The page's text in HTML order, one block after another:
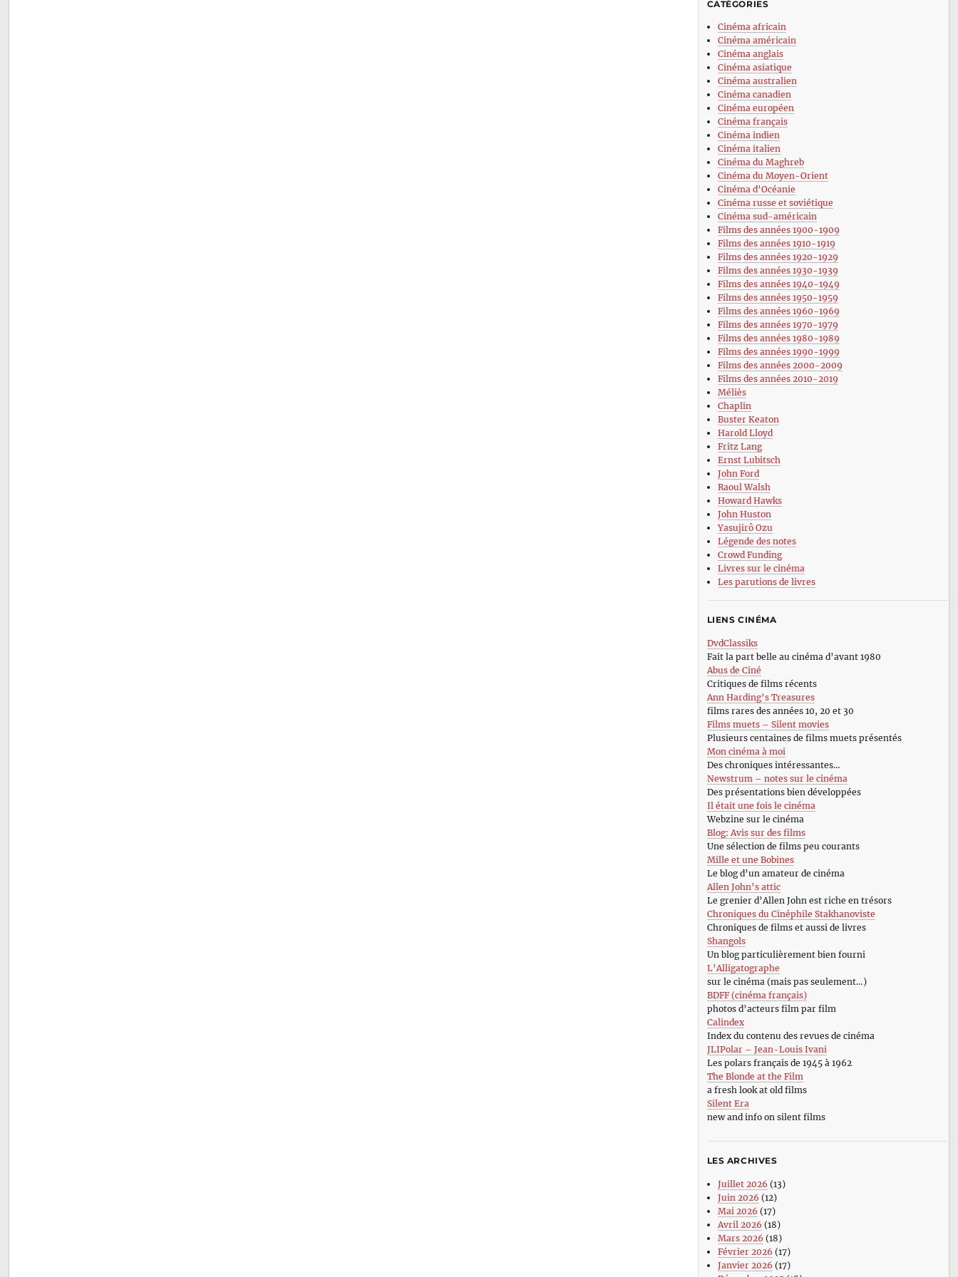
CATÉGORIES
Cinéma africain
Cinéma américain
Cinéma anglais
Cinéma asiatique
Cinéma australien
Cinéma canadien
Cinéma européen
Cinéma français
Cinéma indien
Cinéma italien
Cinéma du Maghreb
Cinéma du Moyen-Orient
Cinéma d’Océanie
Cinéma russe et soviétique
Cinéma sud-américain
Films des années 1900-1909
Films des années 1910-1919
Films des années 1920-1929
Films des années 1930-1939
Films des années 1940-1949
Films des années 1950-1959
Films des années 1960-1969
Films des années 1970-1979
Films des années 1980-1989
Films des années 1990-1999
Films des années 2000-2009
Films des années 2010-2019
Méliès
Chaplin
Buster Keaton
Harold Lloyd
Fritz Lang
Ernst Lubitsch
John Ford
Raoul Walsh
Howard Hawks
John Huston
Yasujirô Ozu
Légende des notes
Crowd Funding
Livres sur le cinéma
Les parutions de livres
LIENS CINÉMA
DvdClassiks
Fait la part belle au cinéma d’avant 1980
Abus de Ciné
Critiques de films récents
Ann Harding’s Treasures
films rares des années 10, 20 et 30
Films muets – Silent movies
Plusieurs centaines de films muets présentés
Mon cinéma à moi
Des chroniques intéressantes…
Newstrum – notes sur le cinéma
Des présentations bien développées
Il était une fois le cinéma
Webzine sur le cinéma
Blog: Avis sur des films
Une sélection de films peu courants
Mille et une Bobines
Le blog d’un amateur de cinéma
Allen John’s attic
Le grenier d’Allen John est riche en trésors
Chroniques du Cinéphile Stakhanoviste
Chroniques de films et aussi de livres
Shangols
Un blog particulièrement bien fourni
L’Alligatographe
sur le cinéma (mais pas seulement…)
BDFF (cinéma français)
photos d’acteurs film par film
Calindex
Index du contenu des revues de cinéma
JLIPolar – Jean-Louis Ivani
Les polars français de 1945 à 1962
The Blonde at the Film
a fresh look at old films
Silent Era
new and info on silent films
LES ARCHIVES
Juillet 2026 (13)
Juin 2026 (12)
Mai 2026 (17)
Avril 2026 (18)
Mars 2026 (18)
Février 2026 (17)
Janvier 2026 (17)